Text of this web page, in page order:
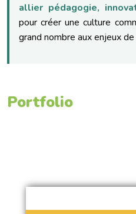
allier pédagogie,
pour créer une culture
grand nombre aux enjeux
Portfolio